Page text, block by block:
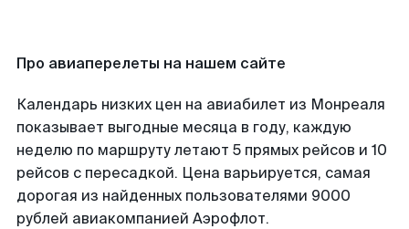
Про авиаперелеты на нашем сайте
Календарь низких цен на авиабилет из Монреаля
показывает выгодные месяца в году, каждую
неделю по маршруту летают 5 прямых рейсов и 10
рейсов с пересадкой. Цена варьируется, самая
дорогая из найденных пользователями 9000
рублей авиакомпанией Аэрофлот.